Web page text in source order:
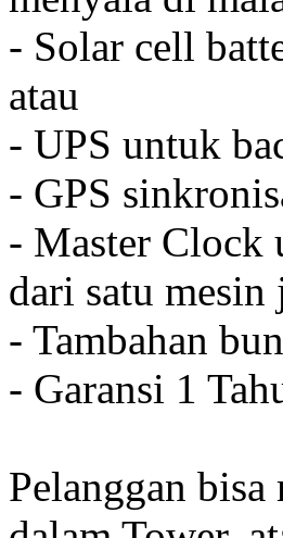
- Solar cell
atau
- UPS untuk
- GPS
- Master Clock
dari satu mesin
- Tambahan
- Garansi 1
Pelanggan